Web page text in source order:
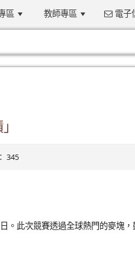
區 教師專區 電子
345
。此次競賽透過全球熱門的麥塊